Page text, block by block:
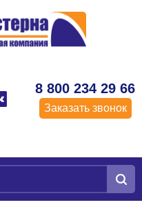
8 800 234 29 66
Заказать звонок